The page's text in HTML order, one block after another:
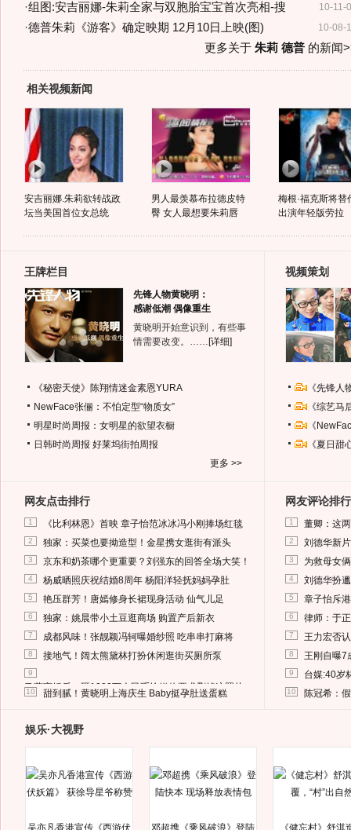
10-11-
·组图:安吉丽娜-朱莉全家与双胞胎宝宝首次亮相-搜
10-08-
·德普朱莉《游客》确定映期 12月10日上映(图)
更多关于 朱莉 德普的新闻
相关视频新闻
安吉丽娜.朱莉欲转战政
坛当美国首位女总统
男人最羡慕布拉德皮特
臀 女人最想要朱莉唇
梅根·福克斯将替
出演年轻版劳拉
王牌栏目
先锋人物黄晓明：
感谢低潮 偶像重生
黄晓明开始意识到，有些事
情需要改变。…… [详细]
《秘密天使》陈翔情迷金素恩YURA
NewFace张俪：不怕定型“物质女”
明星时尚周报：女明星的欲望衣橱
日韩时尚周报 好莱坞街拍周报
更多 >>
视频策划
《先锋
《综艺
《
《夏日
网友点击排行
1 《比利林恩》首映 章子怡范冰冰冯小刚捧场红毯
2 独家：买菜也要拗造型！金星携女逛街有派头
3 京东和奶茶哪个更重要？刘强东的回答全场大笑！
4 杨威晒照庆祝结婚8周年 杨阳洋轻抚妈妈孕肚
5 艳压群芳！唐嫣修身长裙现身活动 仙气儿足
6 独家：姚晨带小土豆逛商场 购置产后新衣
7 成都风味！张靓颖冯轲曝婚纱照 吃串串打麻将
8 接地气！阔太熊黛林打扮休闲逛街买厕所泵
9
马蓉离婚后，砸1000万人民币给媒体要求删掉这照片
10 甜到腻！黄晓明上海庆生 Baby挺孕肚送蛋糕
网友评论排行
1 董卿：这
2 刘德华新
3 为救母女
4 刘德华扮
5 章子怡斥
6 律师：于
7 王力宏否
8 王刚自曝7
9 台媒:40岁
10 陈冠希：
娱乐·大视野
吴亦凡香港宣传《西游伏 邓超携《乘风破浪》登陆 《健忘村》舒淇